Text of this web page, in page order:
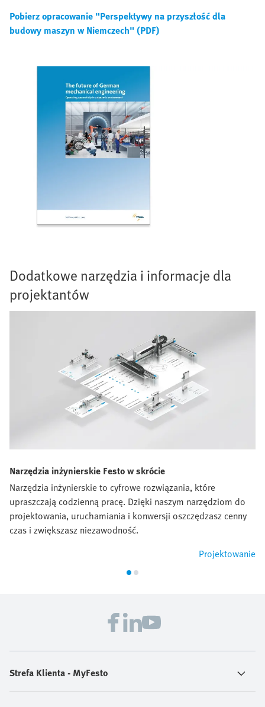
Pobierz opracowanie "Perspektywy na przyszłość dla
budowy maszyn w Niemczech" (PDF)
Dodatkowe narzędzia i informacje dla
projektantów
Narzędzia inżynierskie Festo w skrócie
Narzędzia inżynierskie to cyfrowe rozwiązania, które
upraszczają codzienną pracę. Dzięki naszym narzędziom do
projektowania, uruchamiania i konwersji oszczędzasz cenny
czas i zwiększasz niezawodność.
Projektowanie
Strefa Klienta - MyFesto